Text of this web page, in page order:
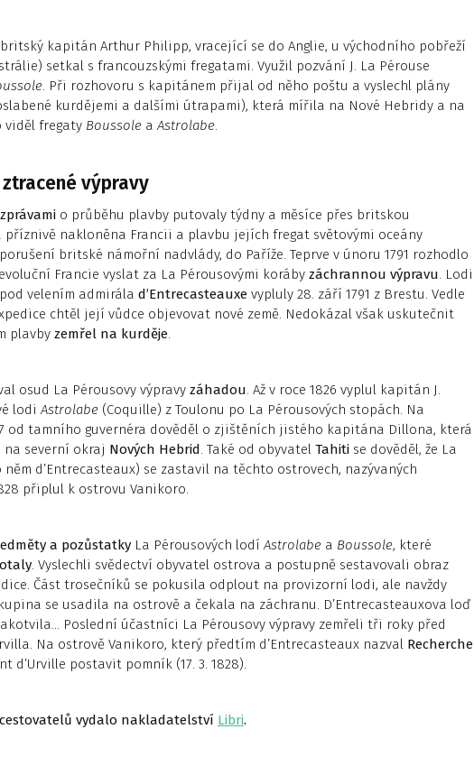
kapitán Arthur Philipp, vracející se do Anglie, u východního pobřeží
setkal s francouzskými fregatami. Využil pozvání J. La Pérouse
. Při rozhovoru s kapitánem přijal od něho poštu a vyslechl plány
kurdějemi a dalšími útrapami), která mířila na Nové Hebridy a na
viděl fregaty Boussole a Astrolabe.
výpravy
o průběhu plavby putovaly týdny a měsíce přes britskou
nakloněna Francii a plavbu jejích fregat světovými oceány
britské námořní nadvlády, do Paříže. Teprve v únoru 1791 rozhodlo
Francie vyslat za La Pérousovými koráby záchrannou výpravu. Lodi
pod velením admirála d’Entrecasteauxe vypluly 28. září 1791 z Brestu. Vedle
chtěl její vůdce objevovat nové země. Nedokázal však uskutečnit
plavby zemřel na kurděje.
osud La Pérousovy výpravy záhadou. Až v roce 1826 vyplul kapitán J.
lodi Astrolabe (Coquille) z Toulonu po La Pérousových stopách. Na
od tamního guvernéra dověděl o zjištěních jistého kapitána Dillona, která
na severní okraj Nových Hebrid. Také od obyvatel Tahiti se dověděl, že La
d’Entrecasteaux) se zastavil na těchto ostrovech, nazývaných
připlul k ostrovu Vanikoro.
a pozůstatky La Pérousových lodí Astrolabe a Boussole, které
. Vyslechli svědectví obyvatel ostrova a postupně sestavovali obraz
Část trosečníků se pokusila odplout na provizorní lodi, ale navždy
se usadila na ostrově a čekala na záchranu. D’Entrecasteauxova loď
Poslední účastníci La Pérousovy výpravy zemřeli tři roky před
Na ostrově Vanikoro, který předtím d’Entrecasteaux nazval Recherche
d’Urville postavit pomník (17. 3. 1828).
vydalo nakladatelství Libri.